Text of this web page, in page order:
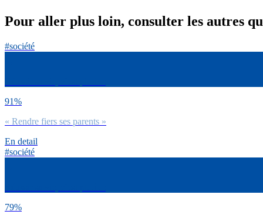
Pour aller plus loin, consulter les autres
#société
91%
« Rendre fiers ses parents »
En detail
#société
79%